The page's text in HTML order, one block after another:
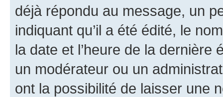
déjà répondu au message, un
indiquant qu’il a été édité, le
la date et l’heure de la dernière
un modérateur ou un
ont la possibilité de laisser une